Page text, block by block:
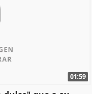
01:59